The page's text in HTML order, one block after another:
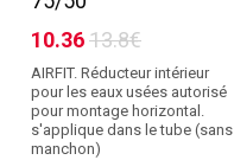
10.3613.8€
AIRFIT. Réducteur intérieur
pour les eaux usées autorisé
pour montage horizontal.
s'applique dans le tube (sans
manchon)